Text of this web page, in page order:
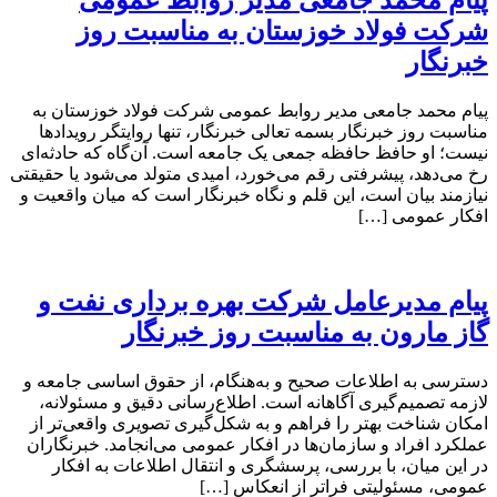
شرکت فولاد خوزستان به مناسبت روز
خبرنگار
پیام محمد جامعی مدیر روابط عمومی شرکت فولاد خوزستان به
مناسبت روز خبرنگار بسمه تعالی خبرنگار، تنها روایتگر رویدادها
نیست؛ او حافظ حافظه جمعی یک جامعه است. آن‌گاه که حادثه‌ای
رخ می‌دهد، پیشرفتی رقم می‌خورد، امیدی متولد می‌شود یا حقیقتی
نیازمند بیان است، این قلم و نگاه خبرنگار است که میان واقعیت و
افکار عمومی […]
پیام مدیرعامل شرکت بهره برداری نفت و
گاز مارون به مناسبت روز خبرنگار
دسترسی به اطلاعات صحیح و به‌هنگام، از حقوق اساسی جامعه و
لازمه تصمیم‌گیری آگاهانه است. اطلاع‌رسانی دقیق و مسئولانه،
امکان شناخت بهتر را فراهم و به شکل‌گیری تصویری واقعی‌تر از
عملکرد افراد و سازمان‌ها در افکار عمومی می‌انجامد. خبرنگاران
در این میان، با بررسی، پرسشگری و انتقال اطلاعات به افکار
عمومی، مسئولیتی فراتر از انعکاس […]